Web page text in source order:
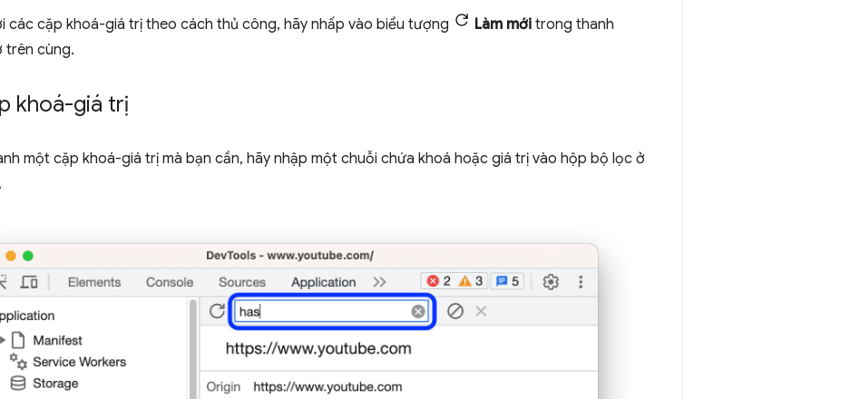
các cặp khoá-giá trị theo cách thủ công, hãy nhấp vào biểu tượng Làm mới trong thanh
trên cùng.
khoá-giá trị
một cặp khoá-giá trị mà bạn cần, hãy nhập một chuỗi chứa khoá hoặc giá trị vào hộp bộ lọc ở